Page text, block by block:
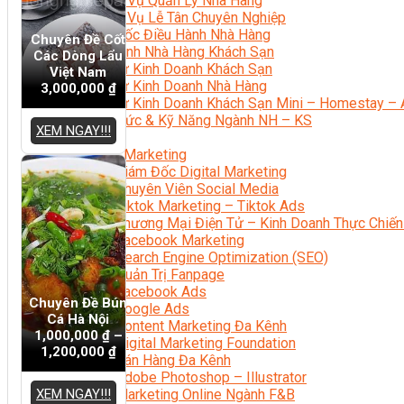
Nghiệp Vụ Lễ Tân Chuyên Nghiệp
Giám Đốc Điều Hành Nhà Hàng
Tiếng Anh Nhà Hàng Khách Sạn
Khởi Sự Kinh Doanh Khách Sạn
Khởi Sự Kinh Doanh Nhà Hàng
Khởi Sự Kinh Doanh Khách Sạn Mini – Homestay –
Kiến Thức & Kỹ Năng Ngành NH – KS
Marketing
Digital Marketing
Giám Đốc Digital Marketing
Chuyên Viên Social Media
Tiktok Marketing – Tiktok Ads
Thương Mại Điện Tử – Kinh Doanh Thực
Facebook Marketing
Search Engine Optimization (SEO)
Quản Trị Fanpage
Facebook Ads
Google Ads
Content Marketing Đa Kênh
Digital Marketing Foundation
Bán Hàng Đa Kênh
Adobe Photoshop – Illustrator
Marketing Online Ngành F&B
Chuyên Đề Cốt
Các Dòng Lẩu
Việt Nam
3,000,000 ₫
XEM NGAY!!!
Chuyên Đề Bún
Cá Hà Nội
1,000,000₫–
1,200,000 ₫
XEM NGAY!!!